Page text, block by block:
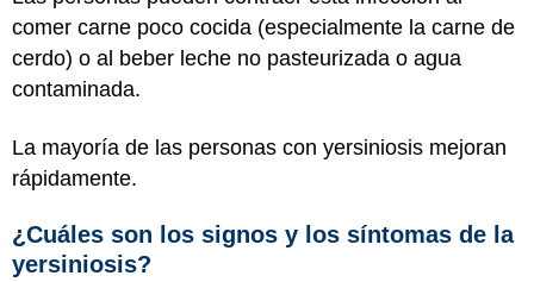
comer carne poco cocida (especialmente la carne de
cerdo) o al beber leche no pasteurizada o agua
contaminada.
La mayoría de las personas con yersiniosis mejoran
rápidamente.
¿Cuáles son los signos y los síntomas de la
yersiniosis?